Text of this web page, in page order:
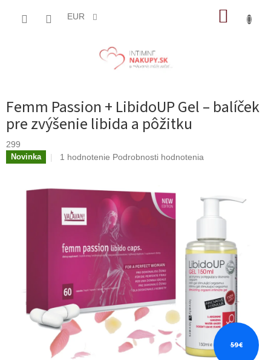
EUR
Femm Passion + LibidoUP Gel – balíček
pre zvýšenie libida a pôžitku
299
Novinka
Priemerné
je
5
hviezdičiek.
1 hodnotenie Podrobnosti hodnotenia
59 €